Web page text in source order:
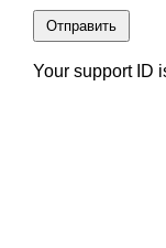
Отправить
Your support ID